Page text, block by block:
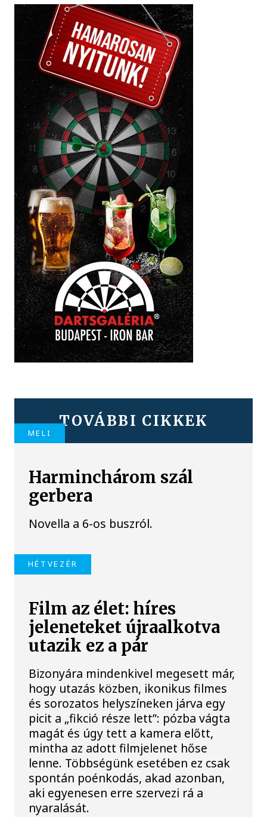
TOVÁBBI CIKKEK
MELI
Harminchárom szál
gerbera
Novella a 6-os buszról.
HÉTVEZÉR
Film az élet: híres
jeleneteket újraalkotva
utazik ez a pár
Bizonyára mindenkivel megesett már,
hogy utazás közben, ikonikus filmes
és sorozatos helyszíneken járva egy
picit a „fikció része lett”: pózba vágta
magát és úgy tett a kamera előtt,
mintha az adott filmjelenet hőse
lenne. Többségünk esetében ez csak
spontán poénkodás, akad azonban,
aki egyenesen erre szervezi rá a
nyaralását.